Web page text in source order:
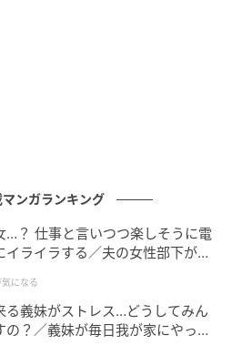
マンガランキング
…？ 仕事と言いつつ楽しそうに電
イライラする／夫の女性部下が気
になる
る義妹がストレス…どうしてみん
の？／義妹が毎日我が家にやって